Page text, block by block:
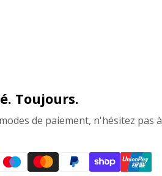
Toujours.
de paiement, n'hésitez pas à